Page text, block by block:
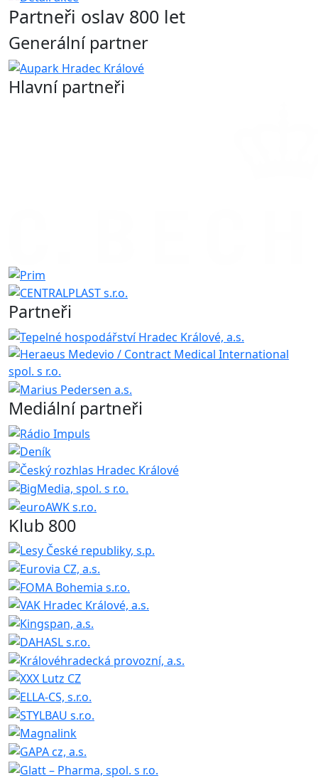
Partneři oslav 800 let
Generální partner
Hlavní partneři
Partneři
Mediální partneři
Klub 800